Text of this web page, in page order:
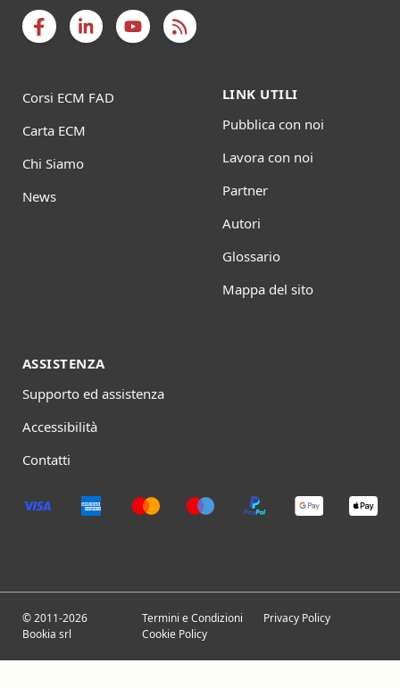
Corsi ECM FAD
Carta ECM
Chi Siamo
News
LINK UTILI
Pubblica con noi
Lavora con noi
Partner
Autori
Glossario
Mappa del sito
ASSISTENZA
Supporto ed assistenza
Accessibilità
Contatti
© 2011-2026
Bookia srl
Termini e Condizioni
Privacy Policy
Cookie Policy